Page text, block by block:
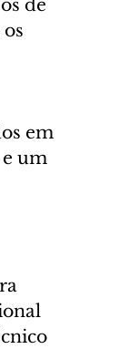
de
em
um